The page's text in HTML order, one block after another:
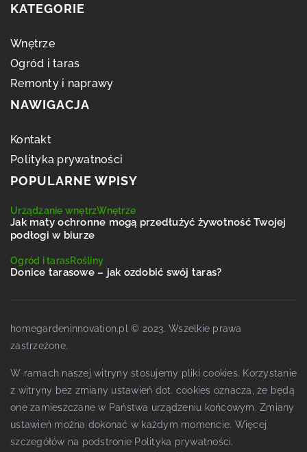
KATEGORIE
Wnętrze
Ogród i taras
Remonty i naprawy
NAWIGACJA
Kontakt
Polityka prywatności
POPULARNE WPISY
Urządzanie wnętrzWnętrze
Jak maty ochronne mogą przedłużyć żywotność Twojej
podłogi w biurze
Ogród i tarasRośliny
Donice tarasowe – jak ozdobić swój taras?
homegardeninnovation.pl © 2023. Wszelkie prawa
zastrzeżone.
W ramach naszej witryny stosujemy pliki cookies. Korzystanie
z witryny bez zmiany ustawień dot. cookies oznacza, że będą
one zamieszczane w Państwa urządzeniu końcowym. Zmiany
ustawień można dokonać w każdym momencie. Więcej
szczegółów na podstronie Polityka prywatności.